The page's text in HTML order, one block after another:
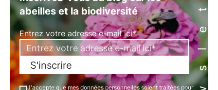
abeilles et la biodiversité
Entrez votre adresse e-mail ici*
S'inscrire
J'accepte que mes données personnelles soient traitées pour